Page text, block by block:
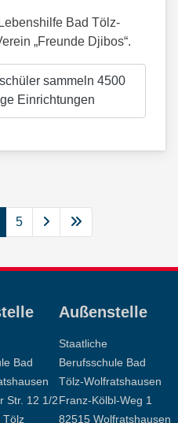
Bad Tölz-
„Freunde Djibos“.
sammeln 4500
Einrichtungen
5
Bad
Str. 12 1/2
Tölz
Außenstelle
Staatliche
Berufsschule Bad
Tölz-Wolfratshausen
Franz-Kölbl-Weg 1
82515 Wolfratshausen